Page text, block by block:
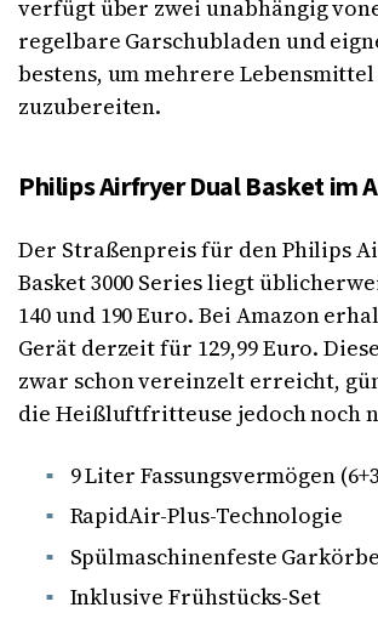
verfügt über zwei unabhängig
regelbare Garschubladen und
bestens, um mehrere
zuzubereiten.
Philips Airfryer Dual Basket im
Der Straßenpreis für den Philips
Basket 3000 Series liegt
140 und 190 Euro. Bei Amazon
Gerät derzeit für 129,99 Euro.
zwar schon vereinzelt erreicht,
die Heißluftfritteuse jedoch noch
9 Liter Fassungsvermögen
RapidAir-Plus-Technologie
Spülmaschinenfeste Garkörbe
Inklusive Frühstücks-Set